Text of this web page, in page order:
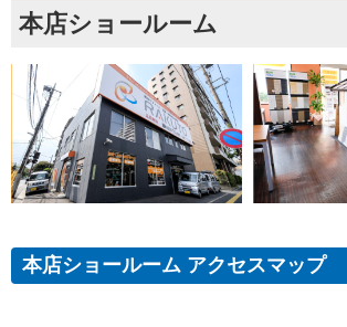
本店ショールーム
本店ショールーム アクセスマップ